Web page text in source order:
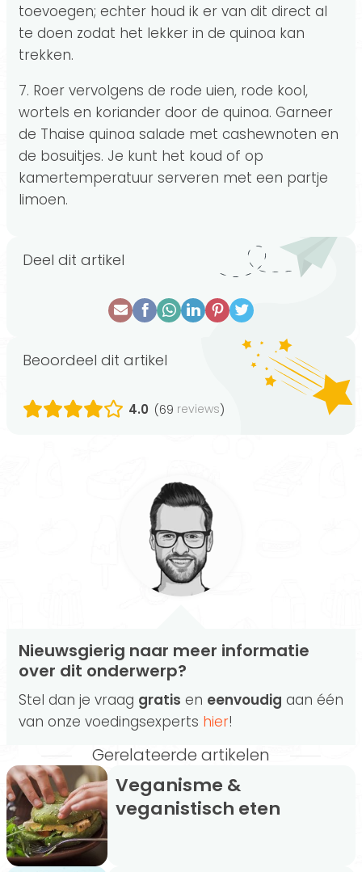
toevoegen; echter houd ik er van dit direct al
te doen zodat het lekker in de quinoa kan
trekken.
7. Roer vervolgens de rode uien, rode kool,
wortels en koriander door de quinoa. Garneer
de Thaise quinoa salade met cashewnoten en
de bosuitjes. Je kunt het koud of op
kamertemperatuur serveren met een partje
limoen.
Deel dit artikel
Beoordeel dit artikel
4.0 (69 reviews)
Nieuwsgierig naar meer informatie
over dit onderwerp?
Stel dan je vraag gratis en eenvoudig aan één
van onze voedingsexperts hier!
Gerelateerde artikelen
Veganisme &
veganistisch eten